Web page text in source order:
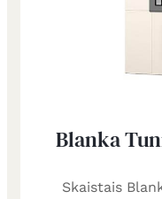
Blanka
Skaistais